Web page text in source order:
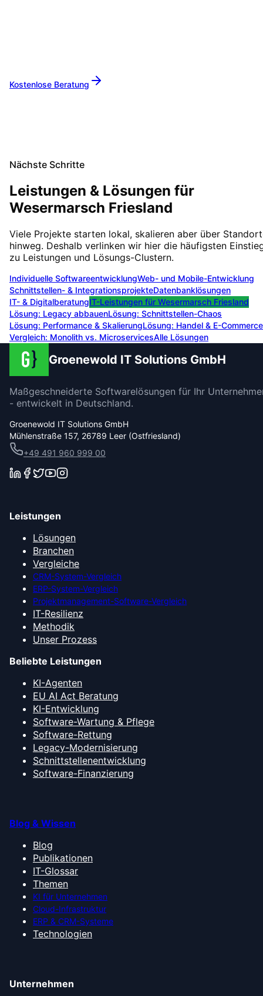
Kostenlose Beratung
Nächste Schritte
Leistungen & Lösungen für
Wesermarsch Friesland
Viele Projekte starten lokal, skalieren aber über
hinweg. Deshalb verlinken wir hier die häufigsten
zu Leistungen und Lösungs-Clustern.
Individuelle SoftwareentwicklungWeb- und Mobile-Entwicklung
Schnittstellen- & IntegrationsprojekteDatenbanklösungen
IT- & DigitalberatungIT-Leistungen für Wesermarsch Friesland
Lösung: Legacy abbauenLösung: Schnittstellen-Chaos
Lösung: Performance & SkalierungLösung: Handel & E-Commerce
Vergleich: Monolith vs. MicroservicesAlle Lösungen
Groenewold IT Solutions GmbH
Maßgeschneiderte Softwarelösungen für Ihr
- entwickelt in Deutschland.
Groenewold IT Solutions GmbH
Mühlenstraße 157, 26789 Leer (Ostfriesland)
+49 491 960 999 00
Leistungen
Lösungen
Branchen
Vergleiche
CRM-System-Vergleich
ERP-System-Vergleich
Projektmanagement-Software-Vergleich
IT-Resilienz
Methodik
Unser Prozess
Beliebte Leistungen
KI-Agenten
EU AI Act Beratung
KI-Entwicklung
Software-Wartung & Pflege
Software-Rettung
Legacy-Modernisierung
Schnittstellenentwicklung
Software-Finanzierung
Blog & Wissen
Blog
Publikationen
IT-Glossar
Themen
KI für Unternehmen
Cloud-Infrastruktur
ERP & CRM-Systeme
Technologien
Unternehmen